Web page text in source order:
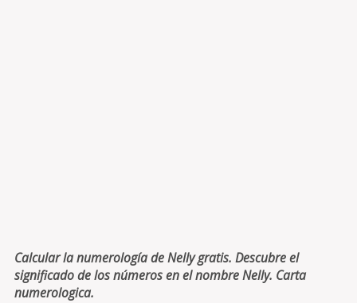
Calcular la numerología de Nelly gratis. Descubre el
significado de los números en el nombre Nelly. Carta
numerologica.